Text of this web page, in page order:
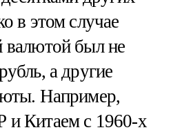
в этом случае
валютой был не
а другие
Например,
Китаем с 1960-х